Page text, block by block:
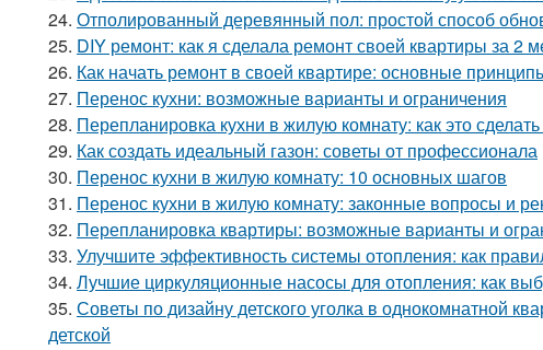
24. Отполированный деревянный пол: простой способ
25. DIY ремонт: как я сделала ремонт своей квартиры за 2
26. Как начать ремонт в своей квартире: основные
27. Перенос кухни: возможные варианты и ограничения
28. Перепланировка кухни в жилую комнату: как это
29. Как создать идеальный газон: советы от профессионала
30. Перенос кухни в жилую комнату: 10 основных шагов
31. Перенос кухни в жилую комнату: законные вопросы и
32. Перепланировка квартиры: возможные варианты и
33. Улучшите эффективность системы отопления: как
34. Лучшие циркуляционные насосы для отопления: как
35. Советы по дизайну детского уголка в однокомнатной
детской